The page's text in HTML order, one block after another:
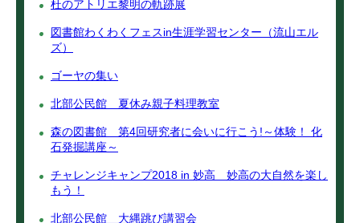
杜のアトリエ黎明の軌跡展
図書館わくわくフェスin生涯学習センター（流山エル
ズ）
ゴーヤの集い
北部公民館 夏休み親子料理教室
森の図書館 第4回研究者に会いに行こう!～体験！ 化
石発掘講座～
チャレンジキャンプ2018 in 妙高 妙高の大自然を楽し
もう！
北部公民館 大縄跳び講習会